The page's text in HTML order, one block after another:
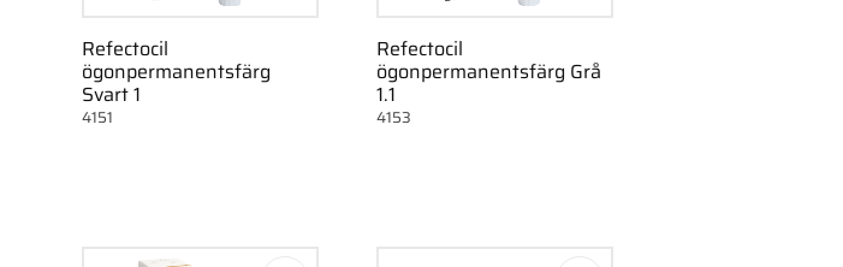
Refectocil
ögonpermanentsfärg
Svart 1
4151
Refectocil
ögonpermanentsfärg Grå
1.1
4153